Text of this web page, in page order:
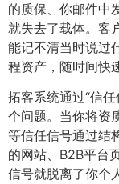
的质保、你邮件中
就失去了载体。客
能记不清当时说过
程资产，随时间快
拓客系统通过“信
个问题。当你将资
等信任信号通过结
的网站、B2B平台
信号就脱离了你个